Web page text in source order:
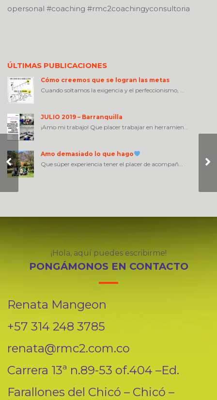
opersonal #coaching #rmc2coachingyconsultoria
ÚLTIMAS PUBLICACIONES
Cómo creemos que se logran las metas
Cuando soltamos la exigencia y el perfeccionismo, ...
JULIO 2019 – Barranquilla
¡Amo mi trabajo! Que placer trabajar en herramien...
Amo demasiado lo que hago
Que súper experiencia tener el placer de acompañ...
Pasión por mi HACER
¡Hola, aquí puedes escribirme!
PONGÁMONOS EN CONTACTO
Renata Mangeon
+57 314 248 3785
renata@rmc2.com.co
Carrera 13ª n.89-53 of.404 –Ed.
Farallones del Chicó – Chicó –